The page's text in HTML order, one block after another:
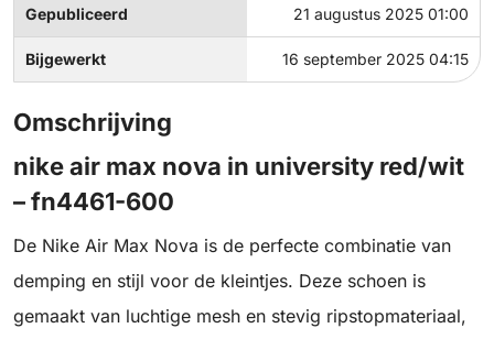
Gepubliceerd 21 augustus 2025 01:00
Bijgewerkt 16 september 2025 04:15
Omschrijving
nike air max nova in university red/wit
– fn4461-600
De Nike Air Max Nova is de perfecte combinatie van
demping en stijl voor de kleintjes. Deze schoen is
gemaakt van luchtige mesh en stevig ripstopmateriaal,